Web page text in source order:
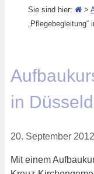
Sie sind hier: >
„Pflegebegleitung“
in
20. September 2012
Mit einem